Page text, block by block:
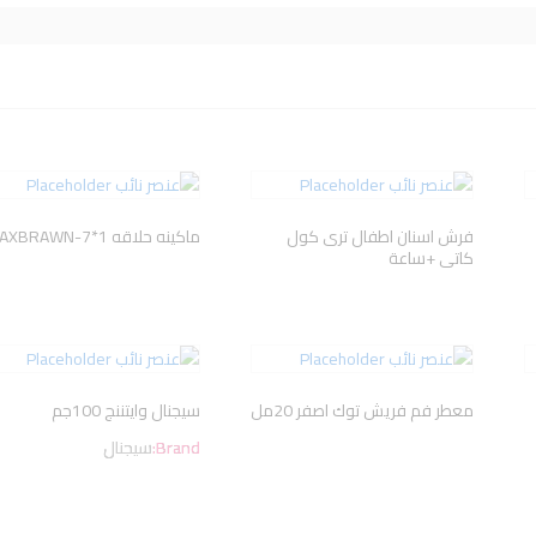
فرش اسنان اطفال ترى كول
كاتى +ساعة
ماكينه حلاقه MAXBRAWN-7*1
معطر فم فريش توك اصفر 20مل
سيجنال وايتننج 100جم
Brand:سيجنال